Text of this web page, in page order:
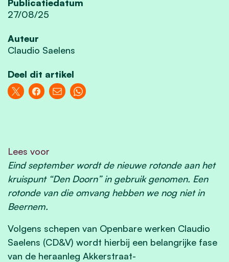
Publicatiedatum
27/08/25
Auteur
Claudio Saelens
Deel dit artikel
Lees voor
Eind september wordt de nieuwe rotonde aan het
kruispunt “Den Doorn” in gebruik genomen. Een
rotonde van die omvang hebben we nog niet in
Beernem.
Volgens schepen van Openbare werken Claudio
Saelens (CD&V) wordt hierbij een belangrijke fase
van de heraanleg Akkerstraat-